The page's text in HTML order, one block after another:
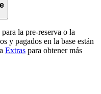
la pre-reserva o la
y pagados en la base están
Extras para obtener más